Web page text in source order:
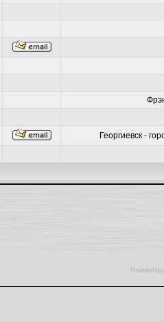
Георгиевск -
Powered by